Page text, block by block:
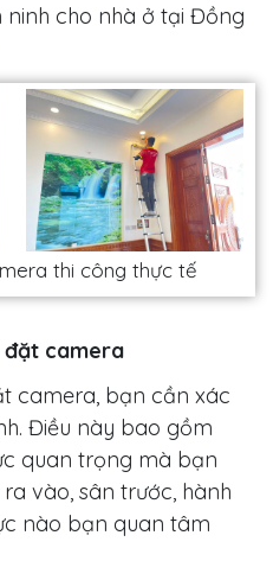
cho nhà ở tại Đồng
thi công thực tế
đặt camera
camera, bạn cần xác
Điều này bao gồm
quan trọng mà bạn
vào, sân trước, hành
nào bạn quan tâm